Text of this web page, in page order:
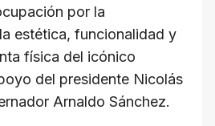
por la
estética, funcionalidad y
física del icónico
del presidente Nicolás
Arnaldo Sánchez.